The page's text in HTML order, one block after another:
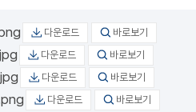
다운로드 바로보기
다운로드 바로보기
다운로드 바로보기
다운로드 바로보기